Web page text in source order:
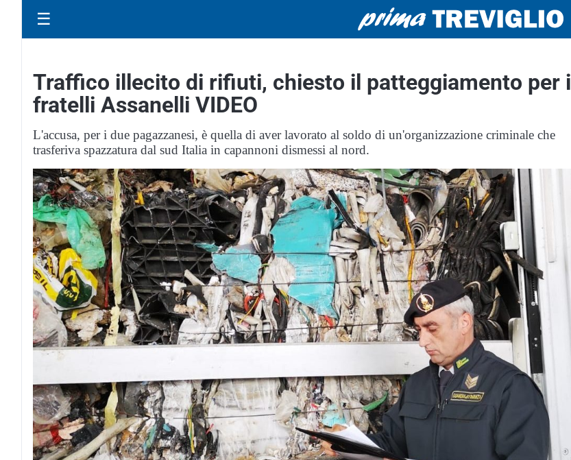
☰
Traffico illecito di rifiuti, chiesto il patteggiamento per i
fratelli Assanelli VIDEO
L'accusa, per i due pagazzanesi, è quella di aver lavorato al soldo di un'organizzazione criminale che
trasferiva spazzatura dal sud Italia in capannoni dismessi al nord.